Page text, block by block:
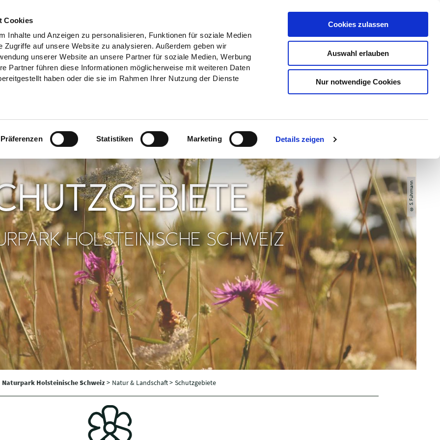
Cookies
Inhalte und Anzeigen zu personalisieren, Funktionen für soziale Medien
Zugriffe auf unsere Website zu analysieren. Außerdem geben wir
unserer Website an unsere Partner für soziale Medien, Werbung
Partner führen diese Informationen möglicherweise mit weiteren Daten
haben oder die sie im Rahmen Ihrer Nutzung der Dienste
Präferenzen Statistiken Marketing Details zeigen
Cookies zulassen
Auswahl erlauben
Nur notwendige Cookies
Grünes Klassenzimmer
© S. Fuhrmann
HOLSTEINISCHE SCHWEIZ
Naturpark Holsteinische Schweiz> Natur & Landschaft > Schutzgebiete